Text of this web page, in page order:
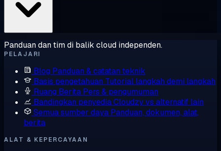
Panduan dan tim di balik cloud independen.
PELAJARI
Blog Panduan & catatan teknik
Basis pengetahuan Tutorial langkah demi langkah
Ruang Berita Pers & pengumuman
Bandingkan penyediaCloudzy vs alternatif lain
Semua sumber daya Panduan, dokumen, alat,
berita
ALAT & KEPERCAYAAN